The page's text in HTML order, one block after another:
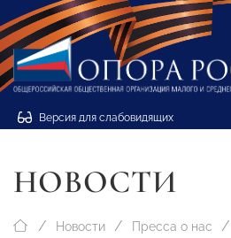
Версия для слабовидящих
НОВОСТИ
Новости Пресса о нас